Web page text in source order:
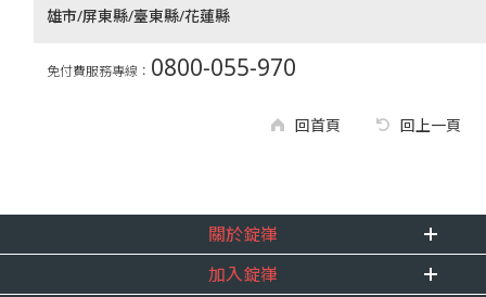
雄市/屏東縣/臺東縣/花蓮縣
免付費服務專線： 0800-055-970
回首頁 回上一頁
關於錠嵂
企業資訊
加入錠嵂